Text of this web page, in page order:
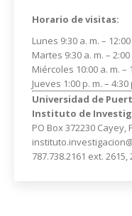
Horario de visitas:
Lunes 9:30 a. m. –
Martes 9:30 a. m. – 2:00
Miércoles 10:00 a. m. –
Jueves 1:00 p. m. – 4:30
Universidad de
Instituto de
PO Box 372230 Cayey,
787.738.2161 ext. 2615,